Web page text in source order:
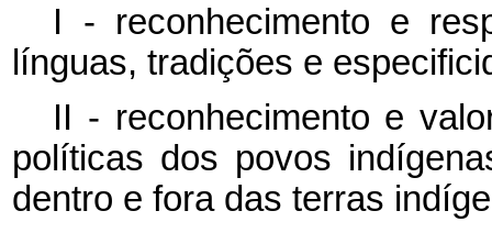
I - reconhecimento e
línguas, tradições e
II - reconhecimento e
políticas dos povos
dentro e fora das terras